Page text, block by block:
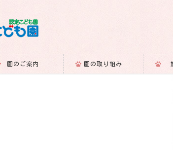
園のご案内 園の取り組み